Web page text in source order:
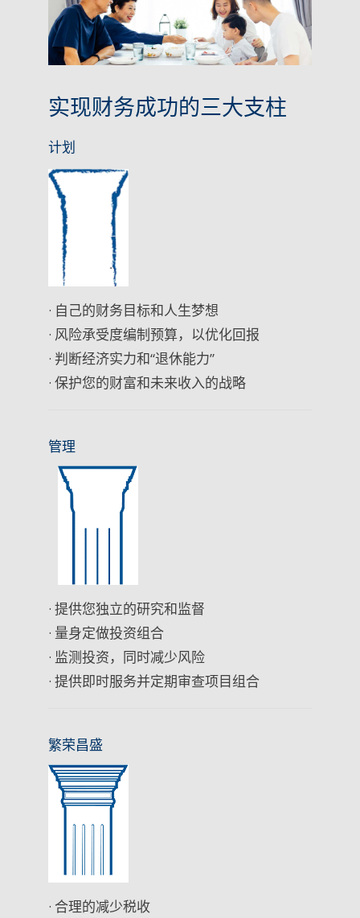
实现财务成功的三大支柱
计划
· 自己的财务目标和人生梦想
· 风险承受度编制预算，以优化回报
· 判断经济实力和“退休能力”
· 保护您的财富和未来收入的战略
管理
· 提供您独立的研究和监督
· 量身定做投资组合
· 监测投资，同时减少风险
· 提供即时服务并定期审查项目组合
繁荣昌盛
· 合理的减少税收